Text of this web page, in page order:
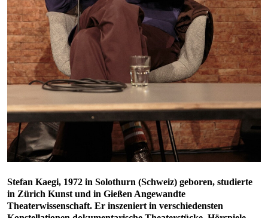
Stefan Kaegi, 1972 in Solothurn (Schweiz) geboren, studierte
in Zürich Kunst und in Gießen Angewandte
Theaterwissenschaft. Er inszeniert in verschiedensten